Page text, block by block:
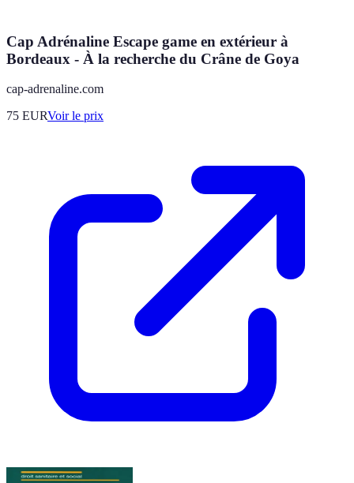
Cap Adrénaline Escape game en extérieur à
Bordeaux - À la recherche du Crâne de Goya
cap-adrenaline.com
75 EURVoir le prix